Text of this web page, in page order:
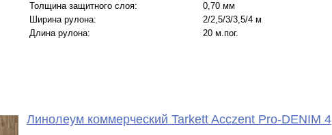
Толщина защитного слоя:
0,70 мм
Ширина рулона:
2/2,5/3/3,5/4 м
Длина рулона:
20 м.пог.
Линолеум коммерческий Tarkett Acczent Pro-DENIM 4